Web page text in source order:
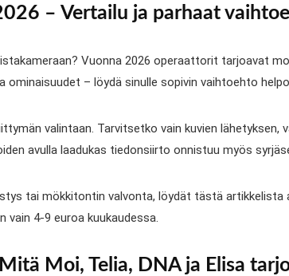
– Vertailu ja parhaat
Vuonna 2026 operaattorit tarjoavat
– löydä sinulle sopivin vaihtoehto
valintaan. Tarvitsetko vain kuvien lähetyksen,
avulla laadukas tiedonsiirto onnistuu myös
tai mökkitontin valvonta, löydät tästä
vain 4-9 euroa kuukaudessa.
Moi, Telia, DNA ja Elisa